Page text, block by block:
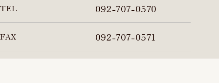
TEL 092-707-0570
FAX 092-707-0571